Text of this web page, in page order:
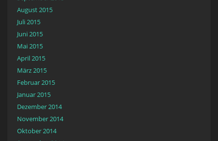
August 2015
Juli 2015
Juni 2015
Mai 2015
April 2015
März 2015
Februar 2015
Januar 2015
Dezember 2014
November 2014
Oktober 2014